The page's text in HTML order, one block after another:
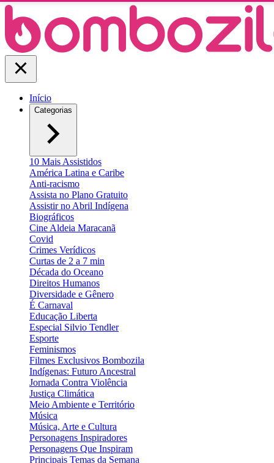
Início
Categorias
10 Mais Assistidos
América Latina e Caribe
Anti-racismo
Assista no Plano Gratuito
Assistir no Abril Indígena
Biográficos
Cine Aldeia Maracanã
Covid
Crimes Verídicos
Curtas de 2 a 7 min
Década do Oceano
Direitos Humanos
Diversidade e Gênero
É Carnaval
Educação Liberta
Especial Silvio Tendler
Esporte
Feminismos
Filmes Exclusivos Bombozila
Indígenas: Futuro Ancestral
Jornada Contra Violência
Justiça Climática
Meio Ambiente e Território
Música
Música, Arte e Cultura
Personagens Inspiradores
Personagens Que Inspiram
Principais Temas da Semana